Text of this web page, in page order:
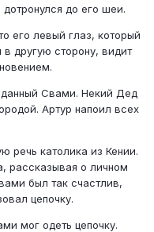
до его шеи.
его левый глаз, который
другую сторону, видит
Свами. Некий Дед
Артур напоил всех
речь католика из Кении.
рассказывая о личном
был так счастлив,
цепочку.
мог одеть цепочку.